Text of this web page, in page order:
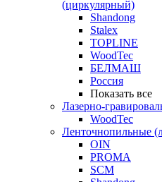
(циркулярный)
Shandong
Stalex
TOPLINE
WoodTec
БЕЛМАШ
Россия
Показать все
Лазерно-
WoodTec
Ленточнопильные
OIN
PROMA
SCM